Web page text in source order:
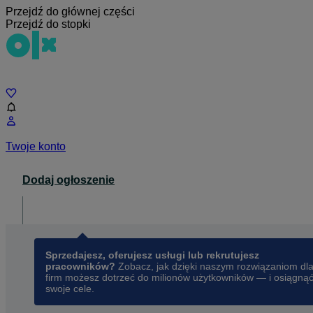
Przejdź do głównej części
Przejdź do stopki
Twoje konto
Dodaj ogłoszenie
Sprzedajesz, oferujesz usługi lub rekrutujesz
pracowników? Zobacz, jak dzięki naszym rozwiązaniom dla
firm możesz dotrzeć do milionów użytkowników — i osiągnąć
swoje cele.